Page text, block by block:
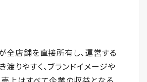
全店舗を直接所有し、運営する
りやすく、ブランドイメージや